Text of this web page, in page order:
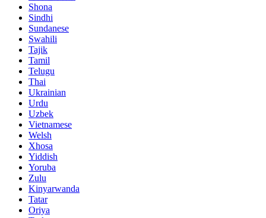
Shona
Sindhi
Sundanese
Swahili
Tajik
Tamil
Telugu
Thai
Ukrainian
Urdu
Uzbek
Vietnamese
Welsh
Xhosa
Yiddish
Yoruba
Zulu
Kinyarwanda
Tatar
Oriya